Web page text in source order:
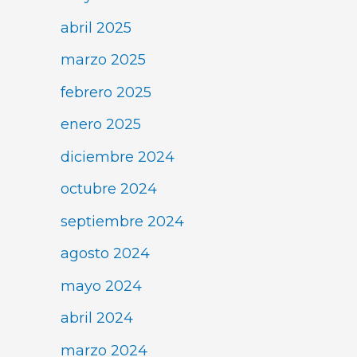
abril 2025
marzo 2025
febrero 2025
enero 2025
diciembre 2024
octubre 2024
septiembre 2024
agosto 2024
mayo 2024
abril 2024
marzo 2024